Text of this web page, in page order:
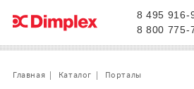
8 495 916-
8 800 775-
Главная Каталог Порталы